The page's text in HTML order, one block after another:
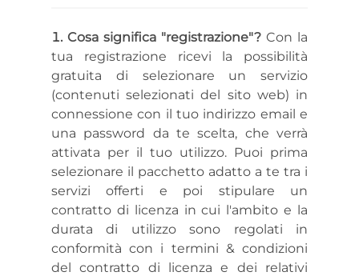
Cosa significa "registrazione"? Con la
tua registrazione ricevi la possibilità
gratuita di selezionare un servizio
(contenuti selezionati del sito web) in
connessione con il tuo indirizzo email e
una password da te scelta, che verrà
attivata per il tuo utilizzo. Puoi prima
selezionare il pacchetto adatto a te tra i
servizi offerti e poi stipulare un
contratto di licenza in cui l'ambito e la
durata di utilizzo sono regolati in
conformità con i termini & condizioni
del contratto di licenza e dei relativi